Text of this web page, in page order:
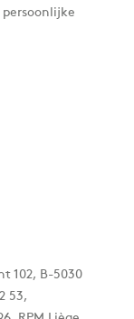
102, B-5030
53,